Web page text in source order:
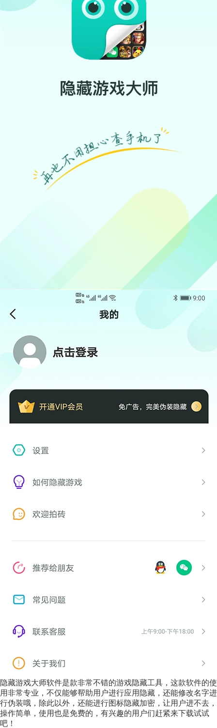
隐藏游戏大师软件是款非常不错的游戏隐藏工具，这款软件的使
用非常专业，不仅能够帮助用户进行应用隐藏，还能修改名字进
行伪装哦，除此以外，还能进行图标隐藏加密，让用户进不去，
操作简单，使用也是免费的，有兴趣的用户们赶紧来下载试试
吧！